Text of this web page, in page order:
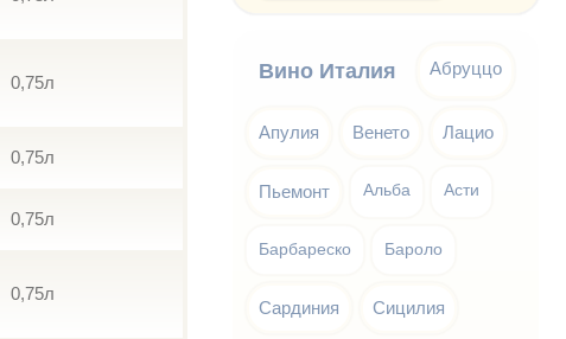
0,75л
0,75л
0,75л
0,75л
Вино Италия Абруццо
Апулия Венето Лацио
Пьемонт Альба Асти
Барбареско Бароло
Сардиния Сицилия